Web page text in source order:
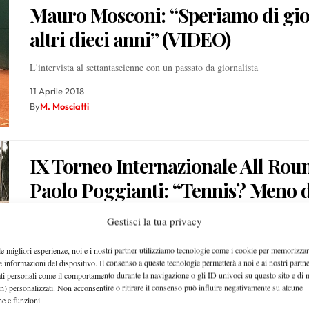
Gestisci la tua privacy
migliori esperienze, noi e i nostri partner utilizziamo tecnologie come i cookie per
informazioni del dispositivo. Il consenso a queste tecnologie permetterà a noi e ai nostri
personali come il comportamento durante la navigazione o gli ID univoci su questo sito e di
personalizzati. Non acconsentire o ritirare il consenso può influire negativamente su alcune
e funzioni.
Mauro Mosconi: “Speriamo di
altri dieci anni” (VIDEO)
L'intervista al settantaseienne con un passato da giornalista
11 Aprile 2018
ByM. Mosciatti
IX Torneo Internazionale All
Paolo Poggianti: “Tennis? Meno
della Boxe Francese” (VIDEO)
11 Aprile 2018
ByM. Mosciatti